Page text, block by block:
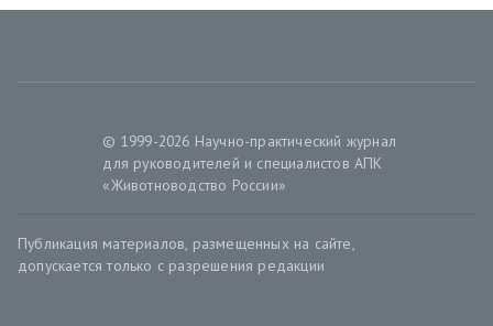
© 1999-2026 Научно-практический журнал
для руководителей и специалистов АПК
«Животноводство России»
Публикация материалов, размещенных на сайте,
допускается только с разрешения редакции